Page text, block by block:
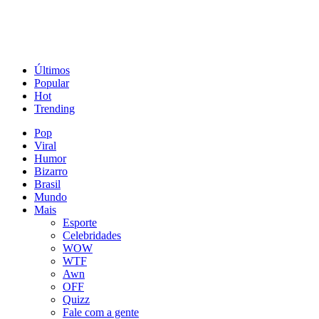
Últimos
Popular
Hot
Trending
Pop
Viral
Humor
Bizarro
Brasil
Mundo
Mais
Esporte
Celebridades
WOW
WTF
Awn
OFF
Quizz
Fale com a gente